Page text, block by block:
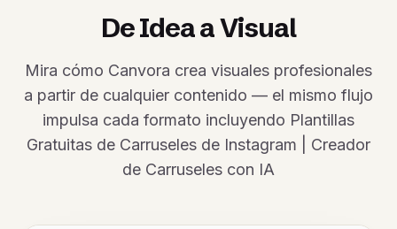
De Idea a Visual
Mira cómo Canvora crea visuales profesionales
a partir de cualquier contenido — el mismo flujo
impulsa cada formato incluyendo Plantillas
Gratuitas de Carruseles de Instagram | Creador
de Carruseles con IA